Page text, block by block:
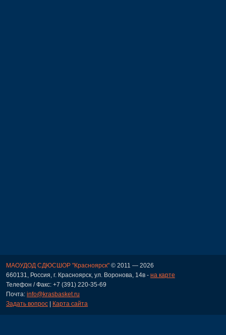
МАОУДОД СДЮСШОР "Красноярск" © 2011 — 2026
660131, Россия, г. Красноярск, ул. Воронова, 14в - на карте
Телефон / Факс: +7 (391) 220-35-69
Почта: info@krasbasket.ru
Задать вопрос | Карта сайта